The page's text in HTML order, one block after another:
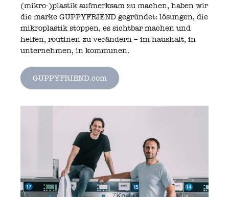
(mikro-)plastik aufmerksam zu machen, haben wir
die marke GUPPYFRIEND gegründet: lösungen, die
mikroplastik stoppen, es sichtbar machen und
helfen, routinen zu verändern – im haushalt, in
unternehmen, in kommunen.
GUPPYFRIEND.com